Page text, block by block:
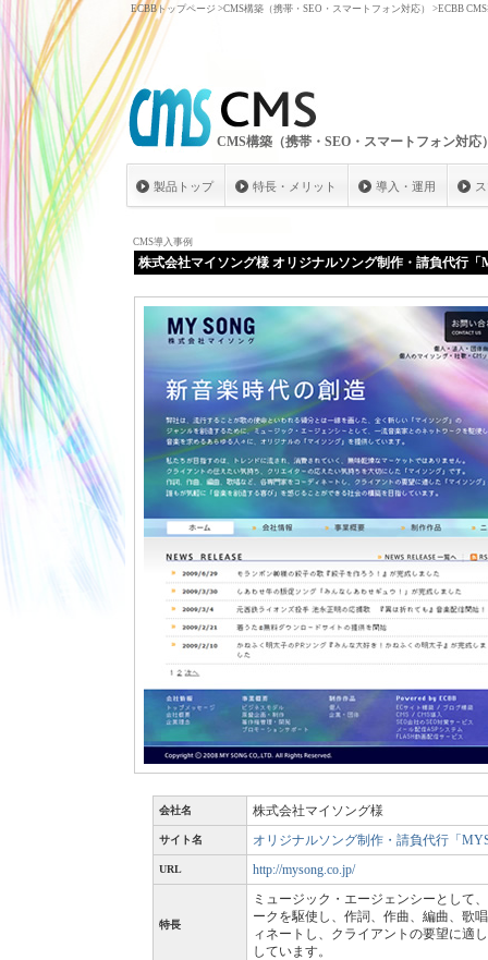
ECBBトップページ >CMS構築（携帯・SEO・スマートフォン対応） >ECBB
CMS構築（携帯・SEO・スマートフォン対応
製品トップ 特長・メリット 導入・運用
CMS導入事例
株式会社マイソング様 オリジナルソング制作・請負代行「
会社名 株式会社マイソング様
サイト名 オリジナルソング制作・請負代行「
URL http://mysong.co.jp/
特長
ミュージック・エージェンシーとして
ークを駆使し、作詞、作曲、編曲、歌
ィネートし、クライアントの要望に適
しています。